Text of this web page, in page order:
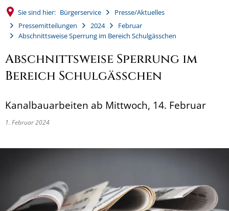
Sie sind hier: Bürgerservice
Presse/Aktuelles
Pressemitteilungen
2024
Februar
Abschnittsweise Sperrung im Bereich Schulgässchen
Abschnittsweise Sperrung im
Bereich Schulgässchen
Kanalbauarbeiten ab Mittwoch, 14. Februar
1. Februar 2024